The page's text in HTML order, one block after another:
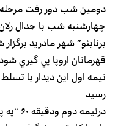
دومين شب دور رفت مرحله
چهارشنبه شب با جدال رلان
برنابئو” شهر مادريد
قهرمانان اروپا پي گيري
نيمه اول اين ديدار با
رسيد